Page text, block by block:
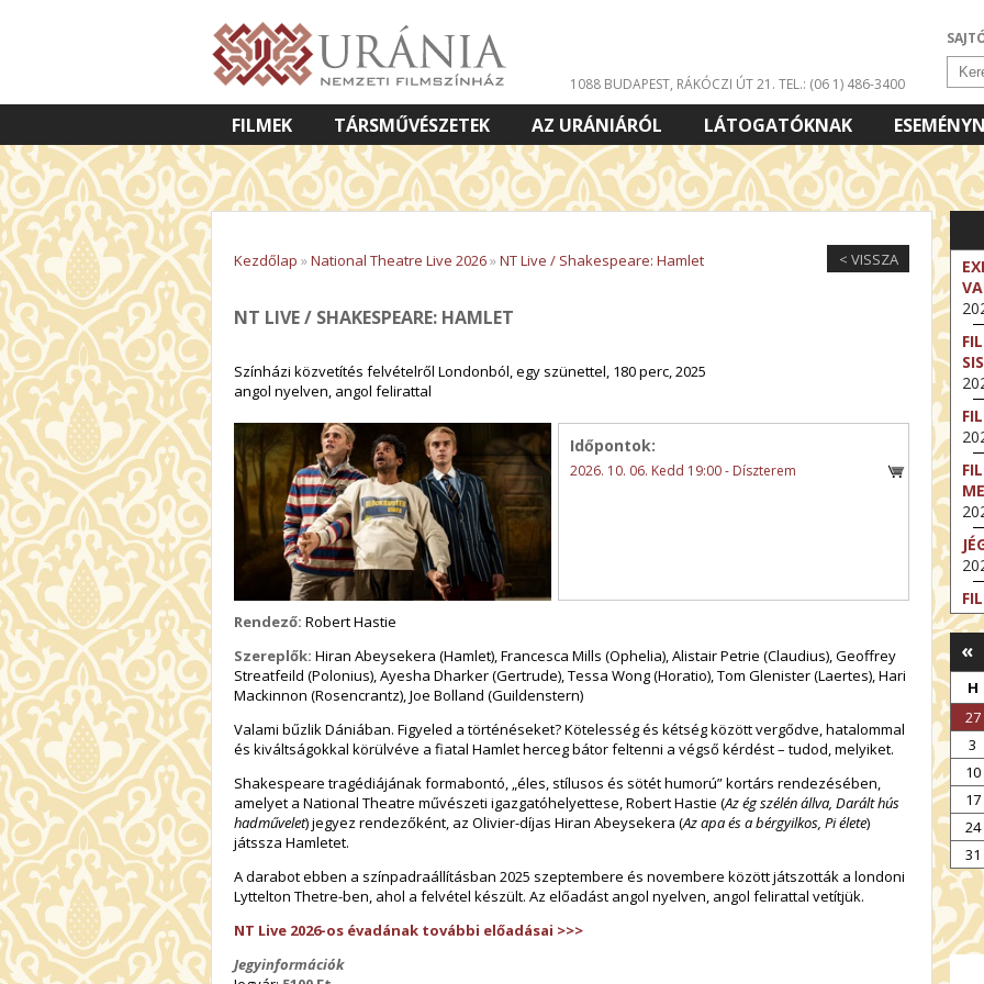
1088 BUDAPEST, RÁKÓCZI ÚT 21. TEL.: (06 1) 486-3400
FILMEK TÁRSMŰVÉSZETEK AZ URÁNIÁRÓL LÁTOGATÓKNAK
VETÍTETT KÉPES ELŐADÁSOK
< VISSZA
Kezdőlap »National Theatre Live 2026»NT Live / Shakespeare: Hamlet
NT LIVE / SHAKESPEARE: HAMLET
Színházi közvetítés felvételről Londonból, egy szünettel, 180 perc, 2025
angol nyelven, angol felirattal
Időpontok:
2026. 10. 06. Kedd 19:00 - Díszterem
Rendező: Robert Hastie
Szereplők: Hiran Abeysekera (Hamlet), Francesca Mills (Ophelia), Alistair Petrie (Claudius), Geoffrey
Streatfeild (Polonius), Ayesha Dharker (Gertrude), Tessa Wong (Horatio), Tom Glenister (Laertes), Hari
Mackinnon (Rosencrantz), Joe Bolland (Guildenstern)
Valami bűzlik Dániában. Figyeled a történéseket? Kötelesség és kétség között vergődve, hatalommal
és kiváltságokkal körülvéve a fiatal Hamlet herceg bátor feltenni a végső kérdést – tudod, melyiket.
Shakespeare tragédiájának formabontó, „éles, stílusos és sötét humorú” kortárs rendezésében,
amelyet a National Theatre művészeti igazgatóhelyettese, Robert Hastie (Az ég szélén állva, Darált hús
hadművelet) jegyez rendezőként, az Olivier-díjas Hiran Abeysekera (Az apa és a bérgyilkos, Pi élete)
játssza Hamletet.
A darabot ebben a színpadraállításban 2025 szeptembere és novembere között játszották a londoni
Lyttelton Thetre-ben, ahol a felvétel készült. Az előadást angol nyelven, angol felirattal vetítjük.
NT Live 2026-os évadának további előadásai >>>
Jegyinformációk
«
H
27
3
10
17
24
31